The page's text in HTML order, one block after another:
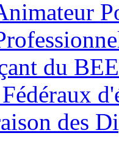
du
des